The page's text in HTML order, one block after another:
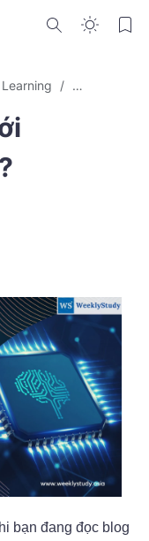
Machine
bạn đang đọc blog